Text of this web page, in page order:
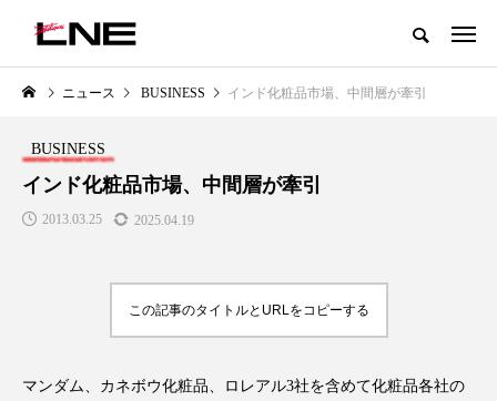
グローバルビューティ＆ヘルスケアビジネス誌
LIFESTYLE
SNSの「加工顔」と美容医療｜AI
BUSINESS
GWI調査から読み解く2030年の
ニュース BUSINESS インド化粧品市場、中間層が牽引
BUSINESS
インド化粧品市場、中間層が牽引
2013.03.25 2025.04.19
この記事のタイトルとURLをコピーする
マンダム、カネボウ化粧品、ロレアル3社を含めて化粧品各社の